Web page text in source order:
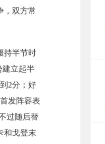
，双方常
持半节时
建立起半
2分；好
发阵容表
过随后替
和戈登末